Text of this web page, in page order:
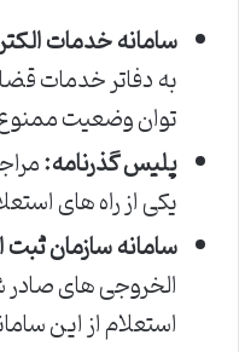
سامانه خدمات
به دفاتر خدمات
توان وضعیت ممنوع
پلیس گذرنامه:
یکی از راه های
سامانه سازمان
الخروجی های صادر
استعلام از این